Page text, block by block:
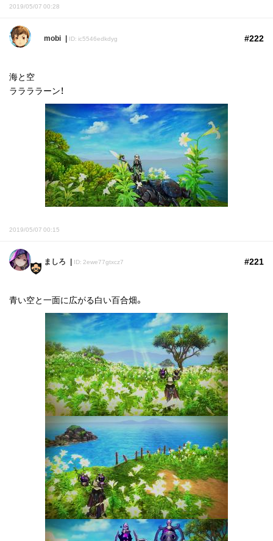
2019/05/07 00:28
mobi ID: ic5546edkdyg #222
海と空
ララララーン！
2019/05/07 00:15
ましろ ID: 2ewe77gtxcz7 #221
青い空と一面に広がる白い百合畑。